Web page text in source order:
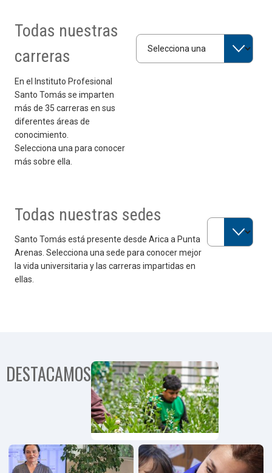
Todas nuestras
carreras
En el Instituto Profesional
Santo Tomás se imparten
más de 35 carreras en sus
diferentes áreas de
conocimiento.
Selecciona una para conocer
más sobre ella.
Selecciona una carrera
Todas nuestras sedes
Santo Tomás está presente desde Arica a Punta
Arenas. Selecciona una sede para conocer mejor
la vida universitaria y las carreras impartidas en
ellas.
Selecciona una
DESTACAMOS
Programa
Emprendimiento,